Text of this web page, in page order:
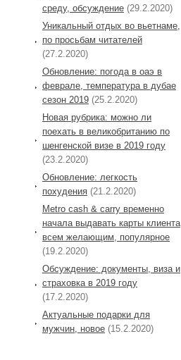
среду, обсуждение (29.2.2020)
Уникальный отдых во вьетнаме,
по просьбам читателей
(27.2.2020)
Обновление: погода в оаэ в
феврале, температура в дубае
сезон 2019 (25.2.2020)
Новая рубрика: можно ли
поехать в великобританию по
шенгенской визе в 2019 году
(23.2.2020)
Обновление: легкость
похудения (21.2.2020)
Metro cash & carry временно
начала выдавать карты клиента
всем желающим, популярное
(19.2.2020)
Обсуждение: документы, виза и
страховка в 2019 году
(17.2.2020)
Актуальные подарки для
мужчин, новое (15.2.2020)